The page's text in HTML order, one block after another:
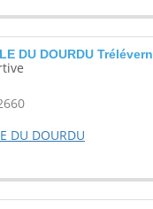
DU DOURDU Trélévern
DU DOURDU